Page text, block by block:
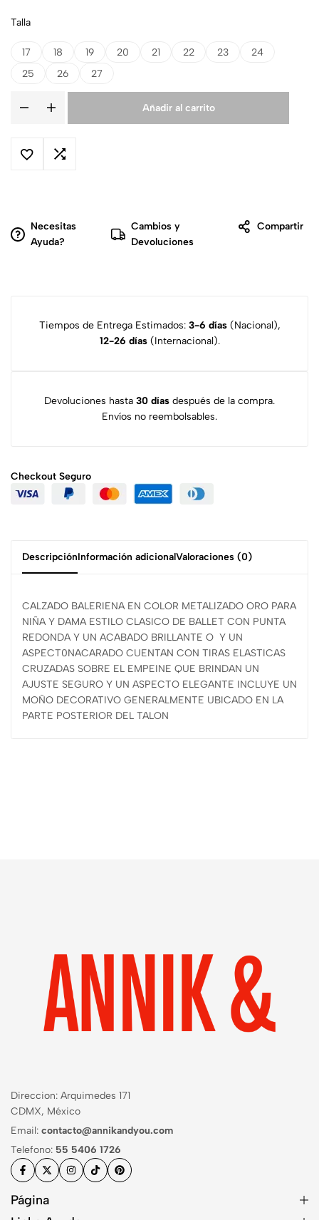
Talla
17 18 19 20 21 22 23
24
25
26 27
Añadir al carrito
Necesitas
Ayuda?
Cambios y
Devoluciones
Compartir
Tiempos de Entrega Estimados: 3-6 días(Nacional),
12-26 días(Internacional).
Devoluciones hasta 30 días después de la compra.
Envíos no reembolsables.
Checkout Seguro
DescripciónInformación adicionalValoraciones (0)
CALZADO BALERIENA EN COLOR METALIZADO ORO PARA
NIÑA Y DAMA ESTILO CLASICO DE BALLET CON PUNTA
REDONDA Y UN ACABADO BRILLANTE O Y UN
ASPECT0NACARADO CUENTAN CON TIRAS ELASTICAS
CRUZADAS SOBRE EL EMPEINE QUE BRINDAN UN
AJUSTE SEGURO Y UN ASPECTO ELEGANTE INCLUYE UN
MOÑO DECORATIVO GENERALMENTE UBICADO EN LA
PARTE POSTERIOR DEL TALON
Direccion: Arquimedes 171
CDMX, México
Email: contacto@annikandyou.com
Telefono: 55 5406 1726
Página